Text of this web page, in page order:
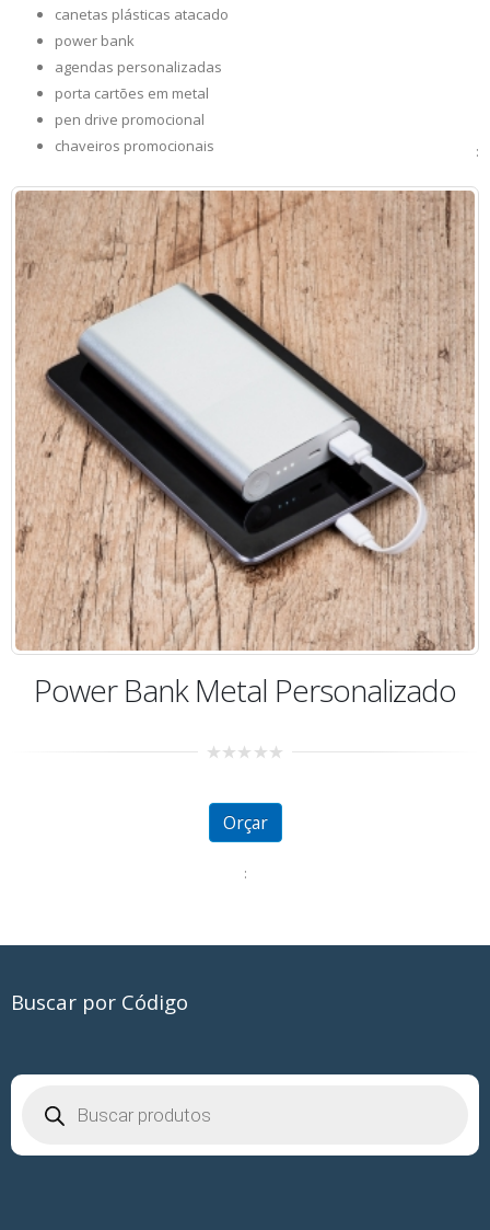
canetas plásticas atacado
power bank
agendas personalizadas
porta cartões em metal
pen drive promocional
chaveiros promocionais
:
Power Bank Metal Personalizado
of
Orçar
:
Buscar por Código
produtos